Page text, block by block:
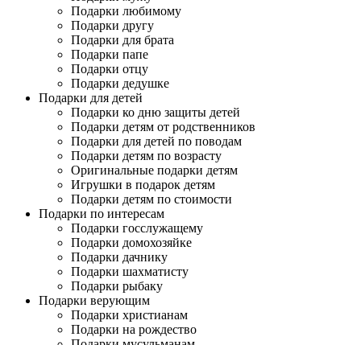
Подарки любимому
Подарки другу
Подарки для брата
Подарки папе
Подарки отцу
Подарки дедушке
Подарки для детей
Подарки ко дню защиты детей
Подарки детям от родственников
Подарки для детей по поводам
Подарки детям по возрасту
Оригинальные подарки детям
Игрушки в подарок детям
Подарки детям по стоимости
Подарки по интересам
Подарки госслужащему
Подарки домохозяйке
Подарки дачнику
Подарки шахматисту
Подарки рыбаку
Подарки верующим
Подарки христианам
Подарки на рождество